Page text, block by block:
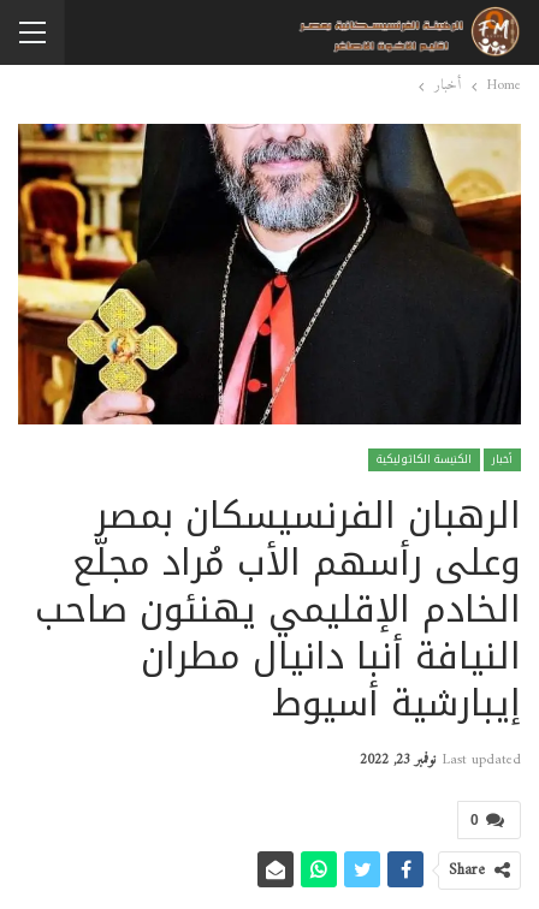
Home أخبار
أخبار الكنيسة الكاثوليكية
الرهبان الفرنسيسكان بمصر
وعلى رأسهم الأب مُراد مجلّع
الخادم الإقليمي يهنئون صاحب
النيافة أنبا دانيال مطران
إيبارشية أسيوط
Last updated نوفمبر 23, 2022
0
Share